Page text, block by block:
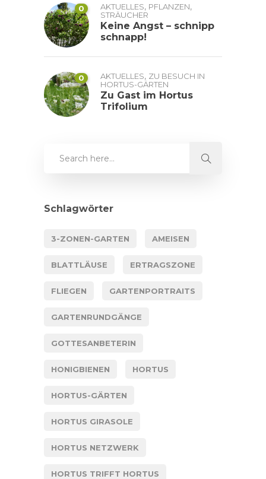
0 AKTUELLES, PFLANZEN,
STRÄUCHER
Keine Angst – schnipp
schnapp!
0 AKTUELLES, ZU BESUCH IN
HORTUS-GÄRTEN
Zu Gast im Hortus
Trifolium
Schlagwörter
3-ZONEN-GARTEN AMEISEN
BLATTLÄUSE ERTRAGSZONE
FLIEGEN GARTENPORTRAITS
GARTENRUNDGÄNGE
GOTTESANBETERIN
HONIGBIENEN HORTUS
HORTUS-GÄRTEN
HORTUS GIRASOLE
HORTUS NETZWERK
HORTUS TRIFFT HORTUS